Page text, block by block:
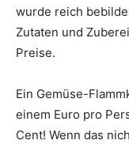
wurde reich
Zutaten und
Preise.
Ein Gemüse-
einem Euro pro
Cent! Wenn das